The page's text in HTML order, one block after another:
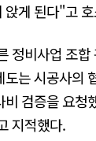
앉게 된다"고
정비사업 조
는 시공사의
검증을 요청
지적했다.